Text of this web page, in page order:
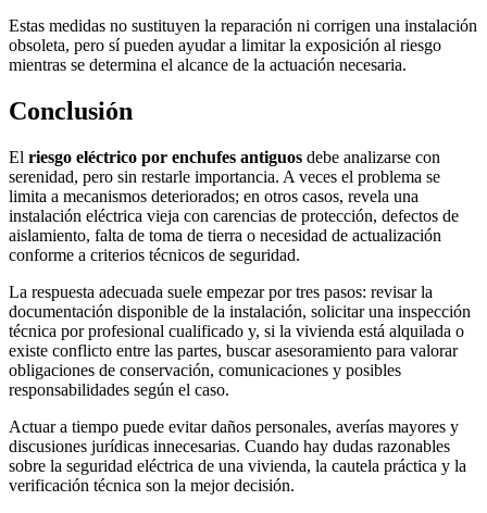
Estas medidas no sustituyen la reparación ni corrigen una instalación
obsoleta, pero sí pueden ayudar a limitar la exposición al riesgo
mientras se determina el alcance de la actuación necesaria.
Conclusión
El riesgo eléctrico por enchufes antiguos debe analizarse con
serenidad, pero sin restarle importancia. A veces el problema se
limita a mecanismos deteriorados; en otros casos, revela una
instalación eléctrica vieja con carencias de protección, defectos de
aislamiento, falta de toma de tierra o necesidad de actualización
conforme a criterios técnicos de seguridad.
La respuesta adecuada suele empezar por tres pasos: revisar la
documentación disponible de la instalación, solicitar una inspección
técnica por profesional cualificado y, si la vivienda está alquilada o
existe conflicto entre las partes, buscar asesoramiento para valorar
obligaciones de conservación, comunicaciones y posibles
responsabilidades según el caso.
Actuar a tiempo puede evitar daños personales, averías mayores y
discusiones jurídicas innecesarias. Cuando hay dudas razonables
sobre la seguridad eléctrica de una vivienda, la cautela práctica y la
verificación técnica son la mejor decisión.